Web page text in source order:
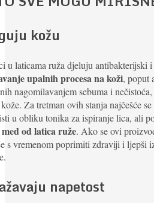
kožu
u laticama ruža djeluju antibakterijski
upalnih procesa na koži, poput
nagomilavanjem sebuma i
Za tretman ovih stanja najčešće
u obliku tonika za ispiranje lica, ali
med od latica ruže. Ako se ovi
s vremenom poprimiti zdraviji i ljepši
napetost